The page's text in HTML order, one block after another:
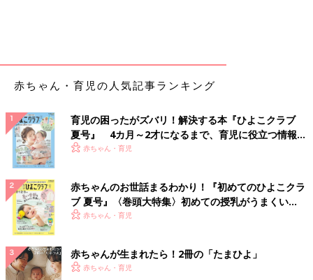
ん下までは6歳しか離れていません。めずらしいきょうだい構成
ことを否定することなく、やりたいことをやりたいだけやらせて
くれるような親でした。とくに母親は優しくて、怒られた印象は
ないです。
――子どものころはどんなことに熱中していましたか？
小須田幼稚園 のころからサッカーをやっていたので、サッカー
に夢中になっていました。小学生のころはプロサッカー選手にな
挑戦するも選ばれることはなく、プロの道は厳しいことがなんと
なくわかってきて、サッカーに対して徹底的に突き詰めることも
赤ちゃん・育児の人気記事ランキング
育児の困ったがズバリ！解決する本『ひよこクラブ
夏号』 4カ月～2才になるまで、育児に役立つ情報が
いっぱい！
赤ちゃん・育児
赤ちゃんのお世話まるわかり！『初めてのひよこクラ
ブ 夏号』〈巻頭大特集〉初めての授乳がうまくい
く！ おっぱい・ミルクの基本と夏のトラブル 解決テ
赤ちゃん・育児
赤ちゃんが生まれたら！2冊の「たまひよ」
赤ちゃん・育児